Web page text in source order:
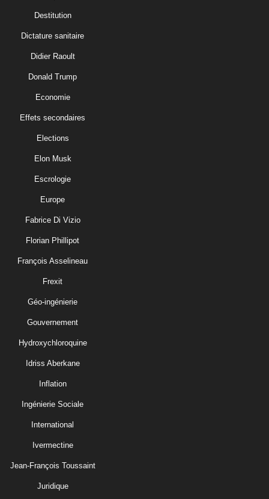
Destitution
Dictature sanitaire
Didier Raoult
Donald Trump
Economie
Effets secondaires
Elections
Elon Musk
Escrologie
Europe
Fabrice Di Vizio
Florian Phillipot
François Asselineau
Frexit
Géo-ingénierie
Gouvernement
Hydroxychloroquine
Idriss Aberkane
Inflation
Ingénierie Sociale
International
Ivermectine
Jean-François Toussaint
Juridique